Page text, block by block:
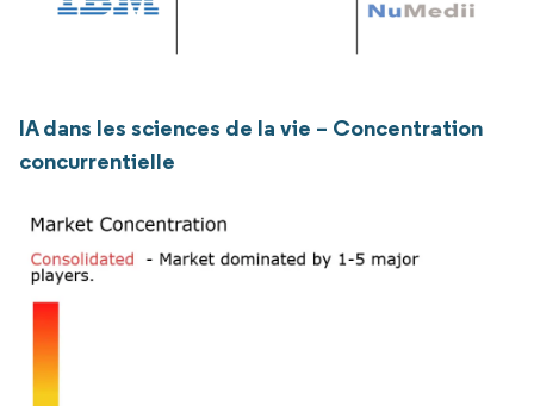
IA dans les sciences de la vie – Concentration
concurrentielle